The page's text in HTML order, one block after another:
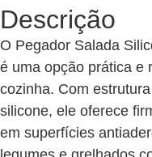
Descrição
O Pegador Salada
é uma opção prática e
cozinha. Com
silicone, ele oferece
em superfícies